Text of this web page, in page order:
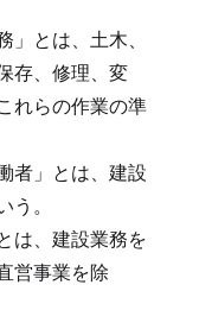
とは、土木、
存、修理、変
れらの作業の準
者」とは、建設
。
は、建設業務を
営事業を除